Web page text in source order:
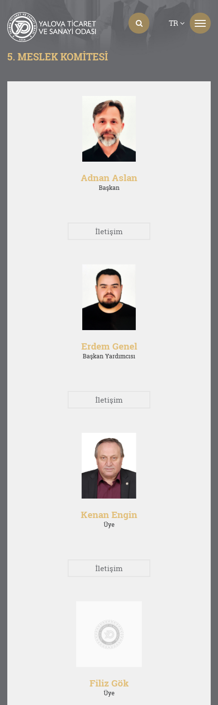
TR
5. MESLEK KOMITESI
Adnan Aslan
Başkan
İletişim
Erdem Genel
Başkan Yardımcısı
İletişim
Kenan Engin
Üye
İletişim
Filiz Gök
Üye